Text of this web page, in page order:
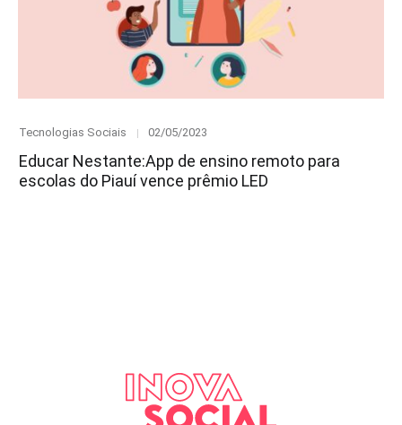
Category
Tecnologias Sociais
Posted
02/05/2023
Educar Nestante:App de ensino remoto para
escolas do Piauí vence prêmio LED